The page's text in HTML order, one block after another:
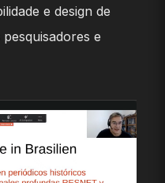
e design de
e